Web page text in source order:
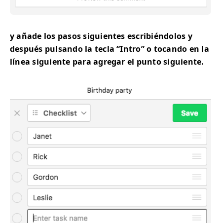
y añade los pasos siguientes escribiéndolos y
después pulsando la tecla “Intro” o tocando en la
línea siguiente para agregar el punto siguiente.